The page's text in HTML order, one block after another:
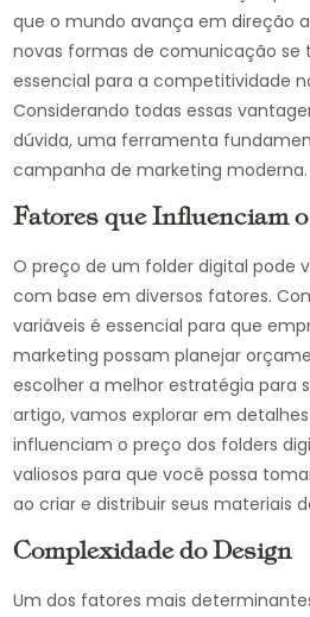
que o mundo avança em direção
novas formas de comunicação se
essencial para a competitividade
Considerando todas essas
dúvida, uma ferramenta
campanha de marketing moderna.
Fatores que Influenciam
O preço de um folder digital pode
com base em diversos fatores.
variáveis é essencial para que
marketing possam planejar
escolher a melhor estratégia para
artigo, vamos explorar em
influenciam o preço dos folders
valiosos para que você possa
ao criar e distribuir seus materiais
Complexidade do Design
Um dos fatores mais